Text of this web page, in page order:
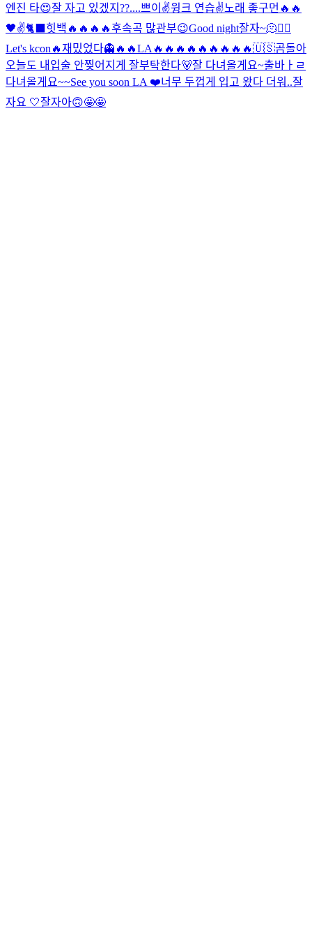
엔진 타😍잘 자고 있겠지??....쁘이✌️윙크 연습✌️노래 좋구먼🔥🔥
🖤✌️🐈‍⬛ 힛백🔥🔥🔥🔥후속곡 많관부😉Good night잘자~🫠❤️‍🔥
Let's kcon🔥재밌었다👻 🔥🔥LA🔥🔥🔥🔥🔥🔥🔥🔥🔥🇺🇸곰돌아
오늘도 내입술 안찢어지게 잘부탁한다🐻잘 다녀올게요~출바ㅏㄹ
다녀올게요~~See you soon LA ❤️너무 두껍게 입고 왔다 더워..잘
자요 🤍잘자아🙃🤩🤩